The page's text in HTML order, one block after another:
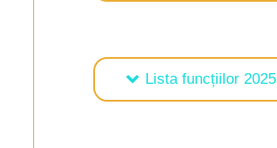
Lista funcțiilor 2025